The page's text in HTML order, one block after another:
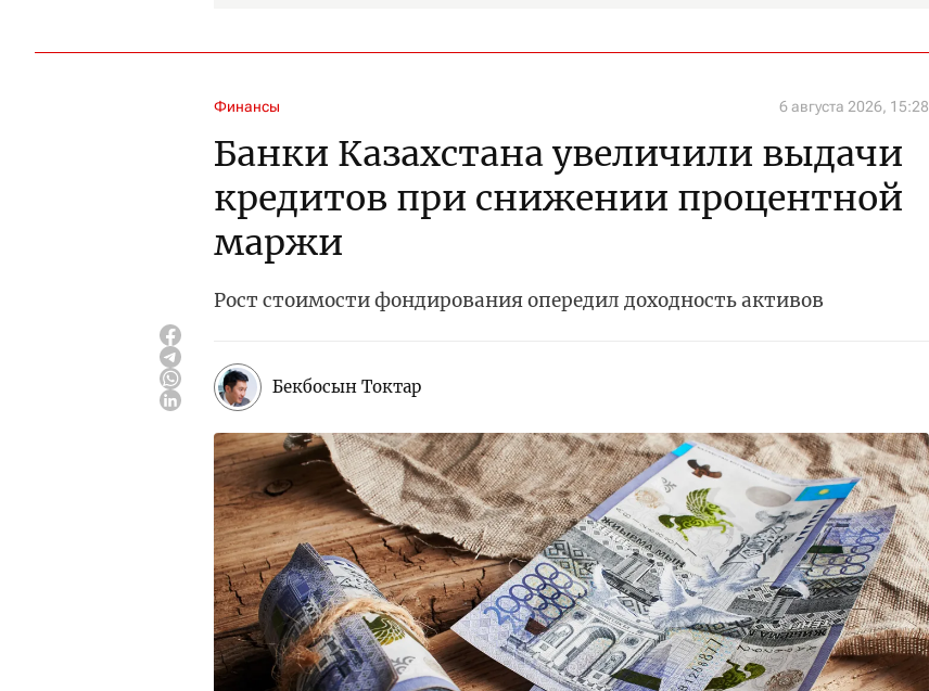
Финансы 6 августа 2026, 15:28
Банки Казахстана увеличили выдачи
кредитов при снижении процентной
маржи
Рост стоимости фондирования опередил доходность активов
Бекбосын Токтар